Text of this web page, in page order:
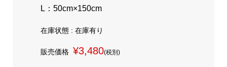
L：50cm×150cm
在庫状態 : 在庫有り
販売価格 ¥3,480(税別)